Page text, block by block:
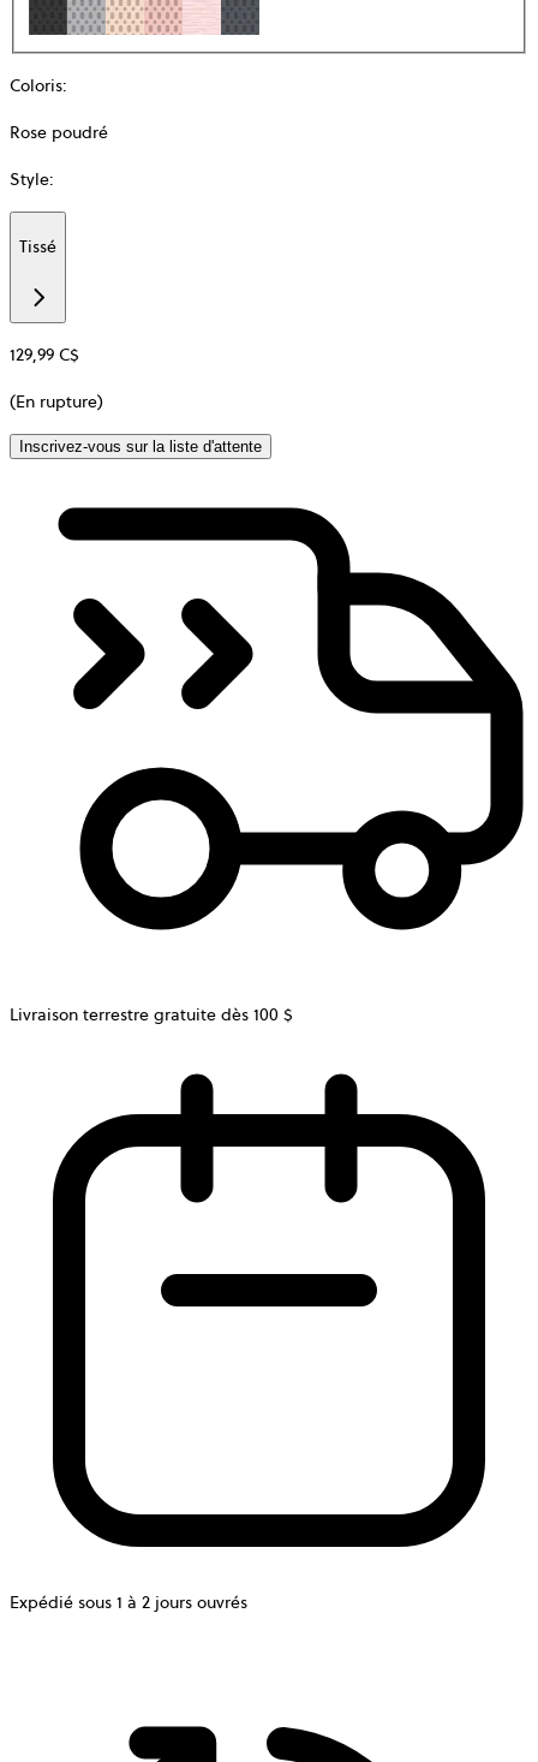
Coloris:
Rose poudré
Style:
Tissé
about
129,99 C$
(En rupture)
Inscrivez-vous sur la liste d'attente
Livraison terrestre gratuite dès 100 $
Expédié sous 1 à 2 jours ouvrés